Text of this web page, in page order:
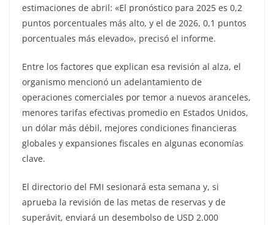
estimaciones de abril: «El pronóstico para 2025 es 0,2
puntos porcentuales más alto, y el de 2026, 0,1 puntos
porcentuales más elevado», precisó el informe.
Entre los factores que explican esa revisión al alza, el
organismo mencionó un adelantamiento de
operaciones comerciales por temor a nuevos aranceles,
menores tarifas efectivas promedio en Estados Unidos,
un dólar más débil, mejores condiciones financieras
globales y expansiones fiscales en algunas economías
clave.
El directorio del FMI sesionará esta semana y, si
aprueba la revisión de las metas de reservas y de
superávit, enviará un desembolso de USD 2.000